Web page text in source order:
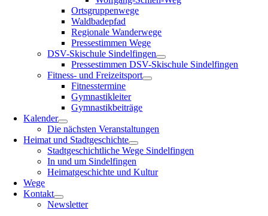
Ortsgruppenwege
Waldbadepfad
Regionale Wanderwege
Pressestimmen Wege
DSV-Skischule Sindelfingen
Pressestimmen DSV-Skischule Sindelfingen
Fitness- und Freizeitsport
Fitnesstermine
Gymnastikleiter
Gymnastikbeiträge
Kalender
Die nächsten Veranstaltungen
Heimat und Stadtgeschichte
Stadtgeschichtliche Wege Sindelfingen
In und um Sindelfingen
Heimatgeschichte und Kultur
Wege
Kontakt
Newsletter